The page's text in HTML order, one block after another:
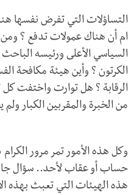
التساؤلات التي تفرض نفسها
ام أن هناك عمولات تدفع ؟
السياسي الأعلى ورئيسه
الكرتون ؟ وأين هيئة مكافحة
الرقابة ؟ هل توارت واختفت كل
من الخبرة والمقربين الكبار
وكل هذه الأمور تمر مرور
حساب أو عقاب لأحد.. سؤال
هذه الهيئات التي تعبث بهذه